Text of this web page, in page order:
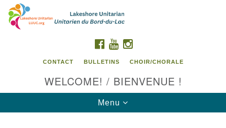
Search
Google
Map
FACEBOOK
YOUTUBE
CONTACT BULLETINS CHOIR/CHORALE
WELCOME! / BIENVENUE !
Toggle
navigation
Menu